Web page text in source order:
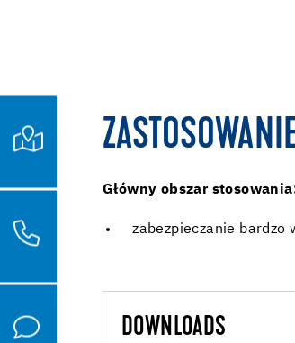
Główny obszar
zabezpieczanie bardzo
DOWNLOADS